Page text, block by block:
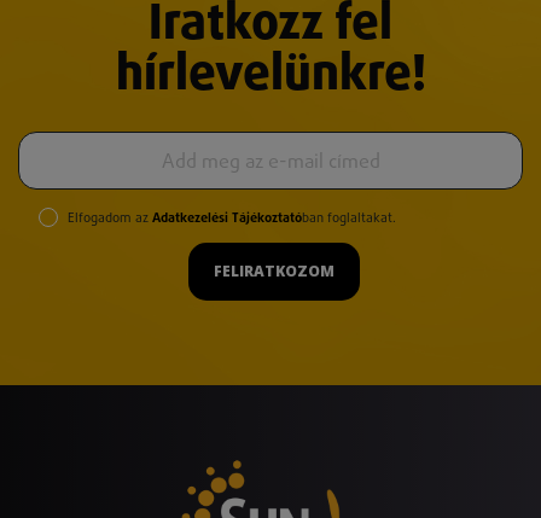
Iratkozz fel
hírlevelünkre!
Elfogadom az Adatkezelési Tájékoztatóban foglaltakat.
FELIRATKOZOM